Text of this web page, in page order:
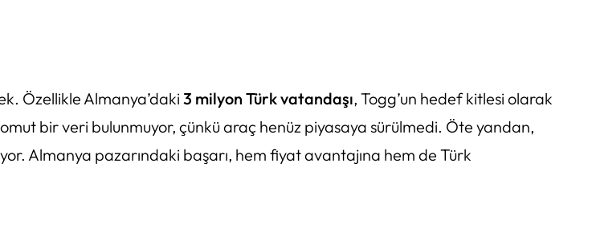
Özellikle Almanya’daki 3 milyon Türk vatandaşı, Togg’un hedef kitlesi olarak
bir veri bulunmuyor, çünkü araç henüz piyasaya sürülmedi. Öte yandan,
Almanya pazarındaki başarı, hem fiyat avantajına hem de Türk